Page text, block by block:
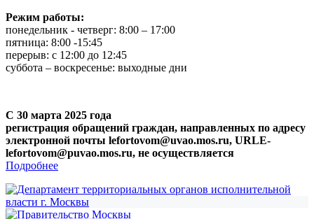
Режим работы:
понедельник - четверг: 8:00 – 17:00
пятница: 8:00 -15:45
перерыв: с 12:00 до 12:45
суббота – воскресенье: выходные дни
С 30 марта 2025 года
регистрация обращений граждан, направленных по адресу
электронной почты lefortovom@uvao.mos.ru, URLE-
lefortovom@puvao.mos.ru, не осуществляется
Подробнее